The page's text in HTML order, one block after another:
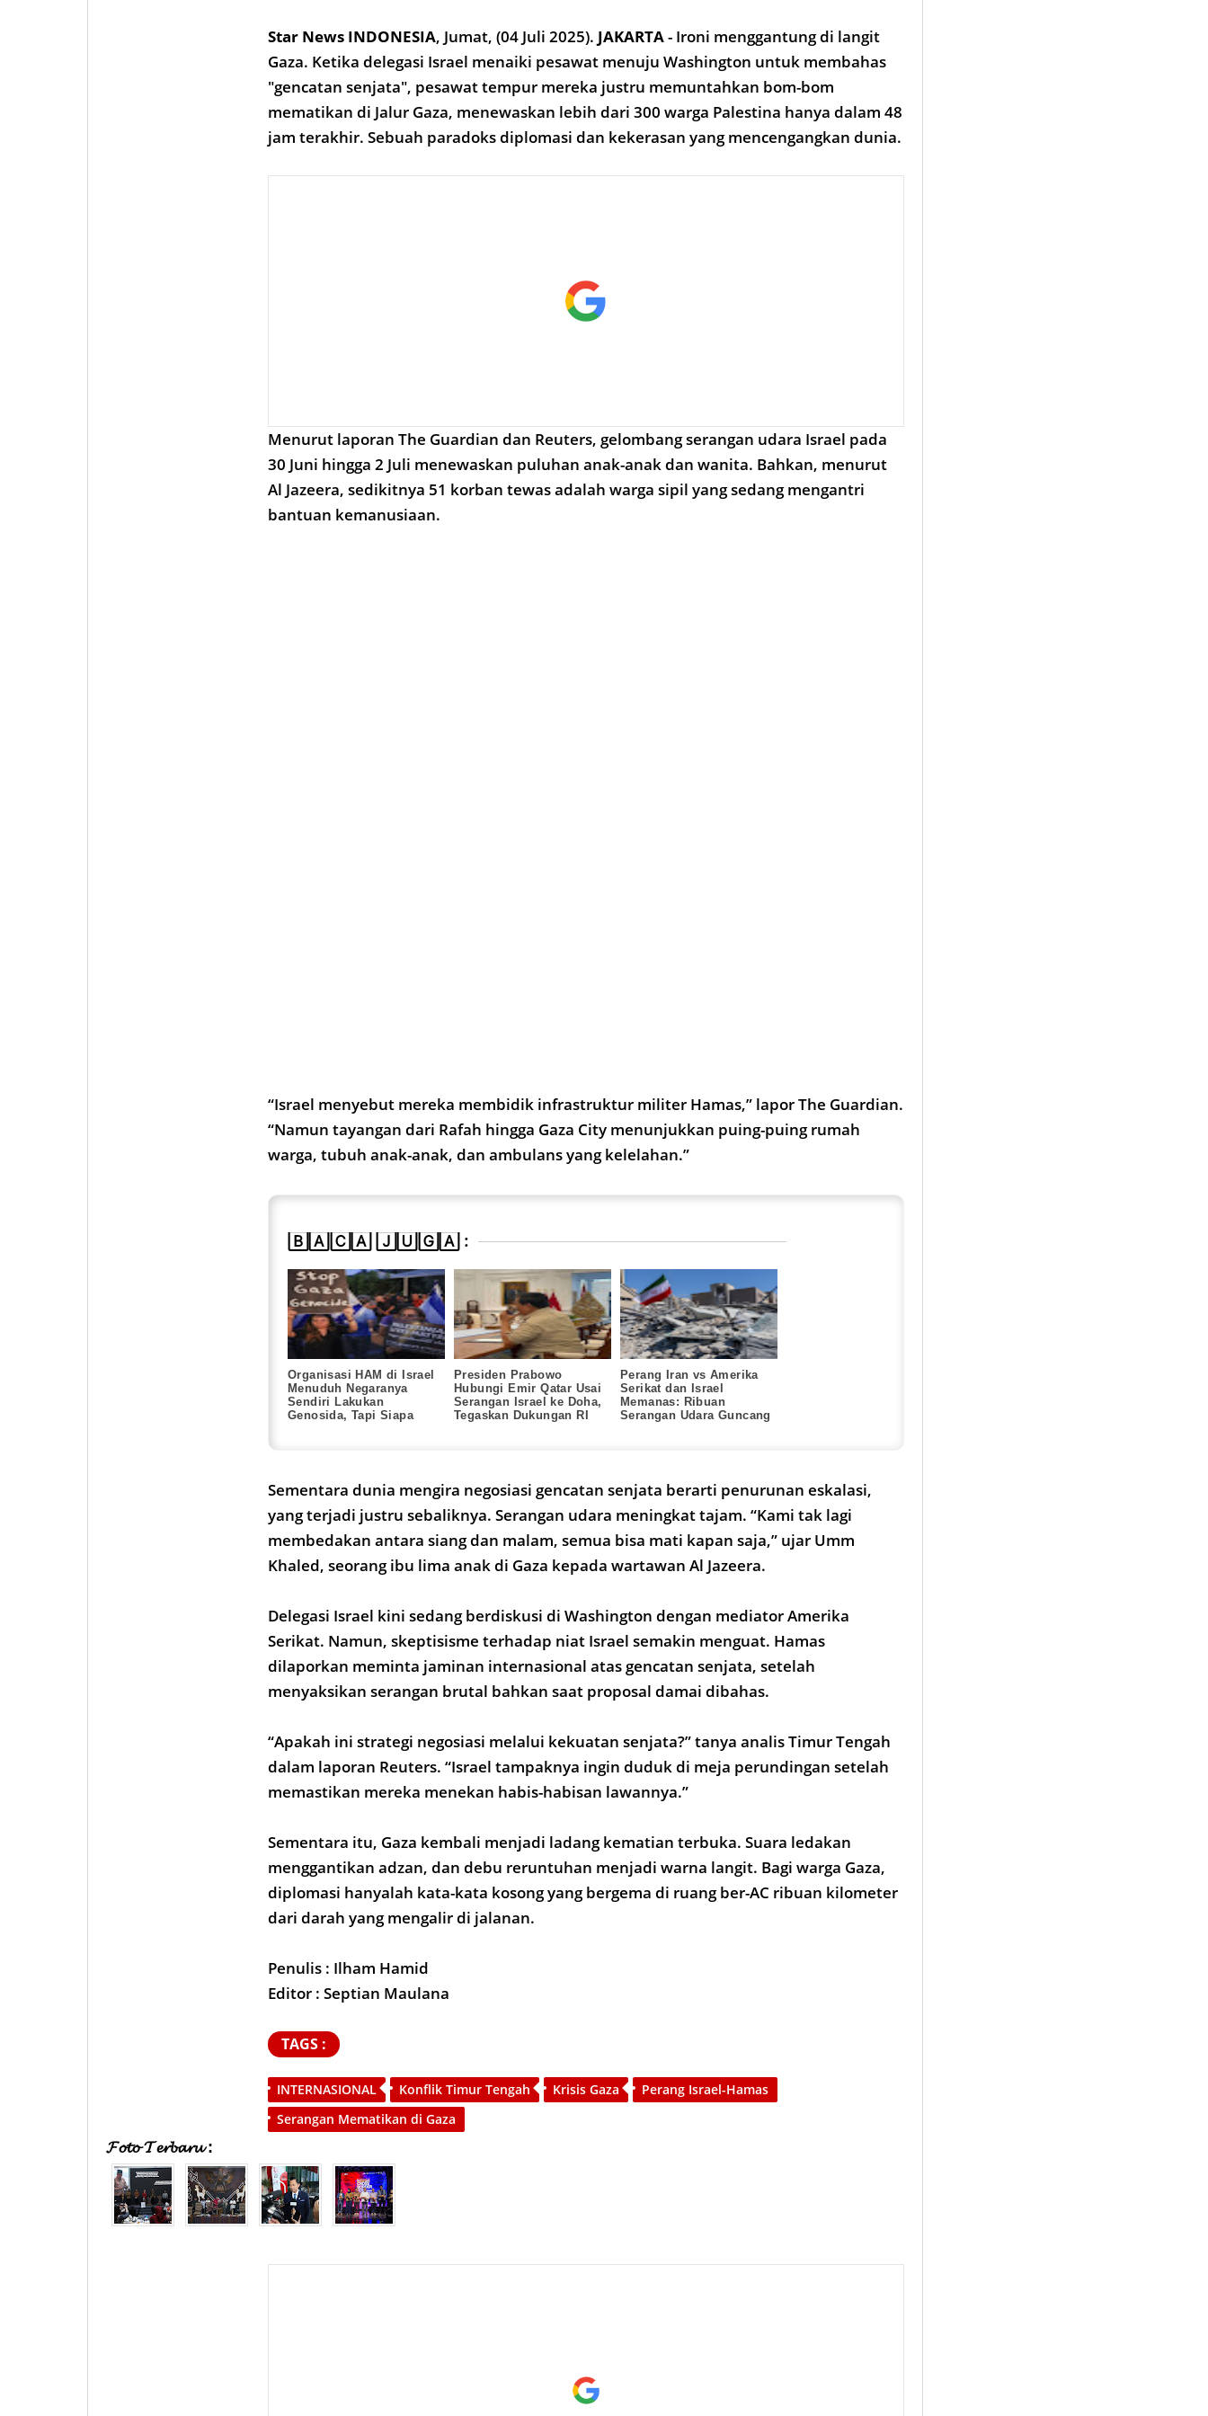
Star News INDONESIA, Jumat, (04 Juli 2025). JAKARTA- Ironi menggantung di langit
Gaza. Ketika delegasi Israel menaiki pesawat menuju Washington untuk membahas
"gencatan senjata", pesawat tempur mereka justru memuntahkan bom-bom
mematikan di Jalur Gaza, menewaskan lebih dari 300 warga Palestina hanya dalam 48
jam terakhir. Sebuah paradoks diplomasi dan kekerasan yang mencengangkan dunia.
Menurut laporan The Guardian dan Reuters, gelombang serangan udara Israel pada
30 Juni hingga 2 Juli menewaskan puluhan anak-anak dan wanita. Bahkan, menurut
Al Jazeera, sedikitnya 51 korban tewas adalah warga sipil yang sedang mengantri
bantuan kemanusiaan.
“Israel menyebut mereka membidik infrastruktur militer Hamas,” lapor The Guardian.
“Namun tayangan dari Rafah hingga Gaza City menunjukkan puing-puing rumah
warga, tubuh anak-anak, dan ambulans yang kelelahan.”
🄱🄰🄲🄰 🄹🅄🄶🄰 :
Organisasi HAM di Israel
Menuduh Negaranya
Sendiri Lakukan
Genosida, Tapi Siapa
Presiden Prabowo
Hubungi Emir Qatar Usai
Serangan Israel ke Doha,
Tegaskan Dukungan RI
Perang Iran vs Amerika
Serikat dan Israel
Memanas: Ribuan
Serangan Udara Guncang
Sementara dunia mengira negosiasi gencatan senjata berarti penurunan eskalasi,
yang terjadi justru sebaliknya. Serangan udara meningkat tajam. “Kami tak lagi
membedakan antara siang dan malam, semua bisa mati kapan saja,” ujar Umm
Khaled, seorang ibu lima anak di Gaza kepada wartawan Al Jazeera.
Delegasi Israel kini sedang berdiskusi di Washington dengan mediator Amerika
Serikat. Namun, skeptisisme terhadap niat Israel semakin menguat. Hamas
dilaporkan meminta jaminan internasional atas gencatan senjata, setelah
menyaksikan serangan brutal bahkan saat proposal damai dibahas.
“Apakah ini strategi negosiasi melalui kekuatan senjata?” tanya analis Timur Tengah
dalam laporan Reuters. “Israel tampaknya ingin duduk di meja perundingan setelah
memastikan mereka menekan habis-habisan lawannya.”
Sementara itu, Gaza kembali menjadi ladang kematian terbuka. Suara ledakan
menggantikan adzan, dan debu reruntuhan menjadi warna langit. Bagi warga Gaza,
diplomasi hanyalah kata-kata kosong yang bergema di ruang ber-AC ribuan kilometer
dari darah yang mengalir di jalanan.
Penulis : Ilham Hamid
Editor : Septian Maulana
TAGS :
INTERNASIONAL Konflik Timur Tengah Krisis Gaza
Perang Israel-Hamas
Serangan Mematikan di Gaza
𝓕𝓸𝓽𝓸 𝓣𝓮𝓻𝓫𝓪𝓻𝓾 :